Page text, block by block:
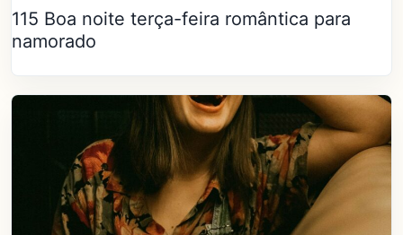
115 Boa noite terça-feira romântica para
namorado